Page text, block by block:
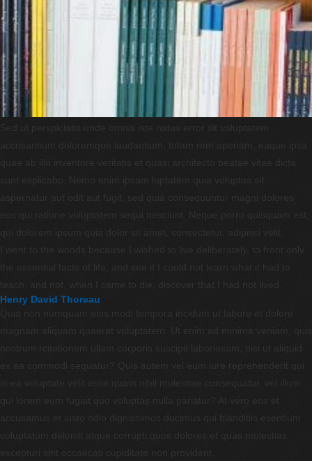
Sed ut perspiciatis unde omnis iste natus error sit voluptatem
accusantium doloremque laudantium, totam rem aperiam, eaque ipsa
quae ab illo inventore veritatis et quasi architecto beatae vitae dicta
sunt explicabo. Nemo enim ipsam luptatem quia voluptas sit
aspernatur aut odit aut fugit, sed quia consequuntur magni dolores
eos qui ratione voluptatem sequi nesciunt. Neque porro quisquam est,
I went to the woods because I wished to live deliberately, to front only
Henry David Thoreau
Quia non numquam eius modi tempora incidunt ut labore et dolore
magnam aliquam quaerat voluptatem. Ut enim ad minima veniam, quis
nostrum rcitationem ullam corporis suscipit laboriosam, nisi ut aliquid
ex ea commodi sequatur? Quis autem vel eum iure reprehenderit qui
in ea voluptate velit esse quam nihil molestiae consequatur, vel illum